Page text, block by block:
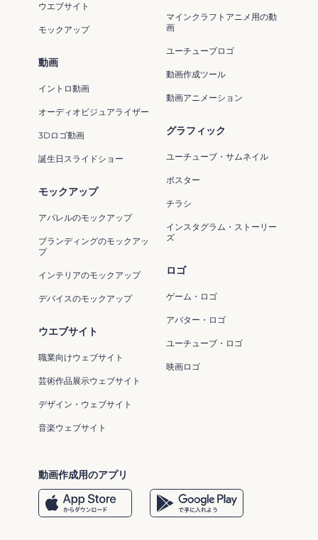
モックアップ
アパレルのモックアップ
ブランディングのモックアッ
プ
インテリアのモックアップ
デバイスのモックアップ
グラフィック
ユーチューブ・サムネイル
ポスター
チラシ
インスタグラム・ストーリー
ズ
ウエブサイト
モックアップ
ロゴ
ゲーム・ロゴ
アバター・ロゴ
ユーチューブ・ロゴ
映画ロゴ
マインクラフトアニメ用の動
画
ユーチューブロゴ
動画作成ツール
動画アニメーション
動画作成用のアプリ
動画
イントロ動画
オーディオビジュアライザー
3Dロゴ動画
誕生日スライドショー
ウエブサイト
職業向けウェブサイト
芸術作品展示ウェブサイト
デザイン・ウェブサイト
音楽ウェブサイト